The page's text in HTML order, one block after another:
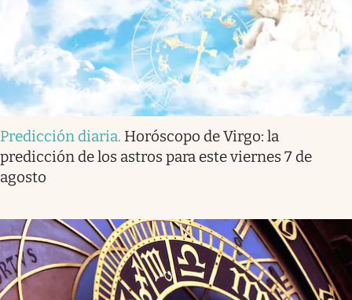
Predicción diaria. Horóscopo de Virgo: la
predicción de los astros para este viernes 7 de
agosto